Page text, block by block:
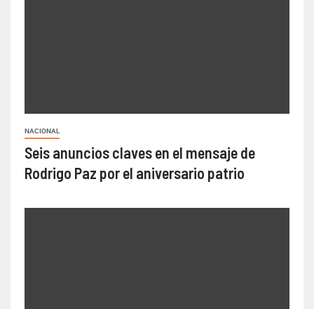
NACIONAL
Seis anuncios claves en el mensaje de
Rodrigo Paz por el aniversario patrio